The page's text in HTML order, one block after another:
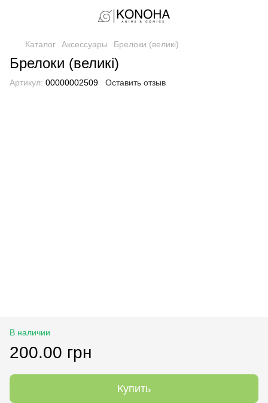
Каталог Аксессуары Брелоки (великі)
Брелоки (великі)
Артикул: 00000002509 Оставить отзыв
В наличии
200.00 грн
Купить